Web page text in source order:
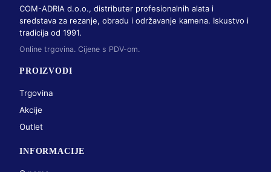
COM-ADRIA d.o.o., distributer profesionalnih alata i
sredstava za rezanje, obradu i održavanje kamena. Iskustvo i
tradicija od 1991.
Online trgovina. Cijene s PDV-om.
PROIZVODI
Trgovina
Akcije
Outlet
INFORMACIJE